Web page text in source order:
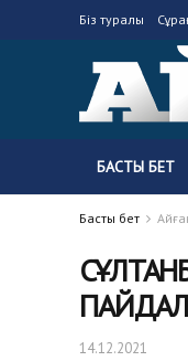
Біз туралы
БАСТЫ БЕТ
Басты бет
14.12.2021